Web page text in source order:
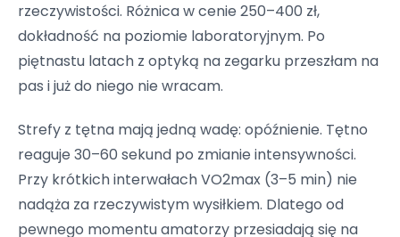
rzeczywistości. Różnica w cenie 250–400 zł,
dokładność na poziomie laboratoryjnym. Po
piętnastu latach z optyką na zegarku przeszłam na
pas i już do niego nie wracam.
Strefy z tętna mają jedną wadę: opóźnienie. Tętno
reaguje 30–60 sekund po zmianie intensywności.
Przy krótkich interwałach VO2max (3–5 min) nie
nadąża za rzeczywistym wysiłkiem. Dlatego od
pewnego momentu amatorzy przesiadają się na